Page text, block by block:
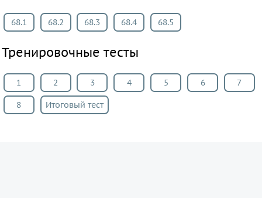
68.1 68.2 68.3 68.4 68.5
Тренировочные тесты
1 2 3 4 5 6 7
8 Итоговый тест